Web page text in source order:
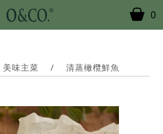
0
美味主菜 / 清蒸橄欖鮮魚